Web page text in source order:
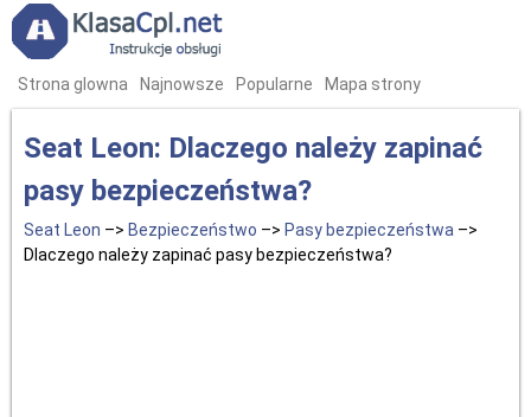
Strona glowna Najnowsze Popularne Mapa strony
Seat Leon: Dlaczego należy zapinać
pasy bezpieczeństwa?
Seat Leon –> Bezpieczeństwo –> Pasy bezpieczeństwa –>
Dlaczego należy zapinać pasy bezpieczeństwa?